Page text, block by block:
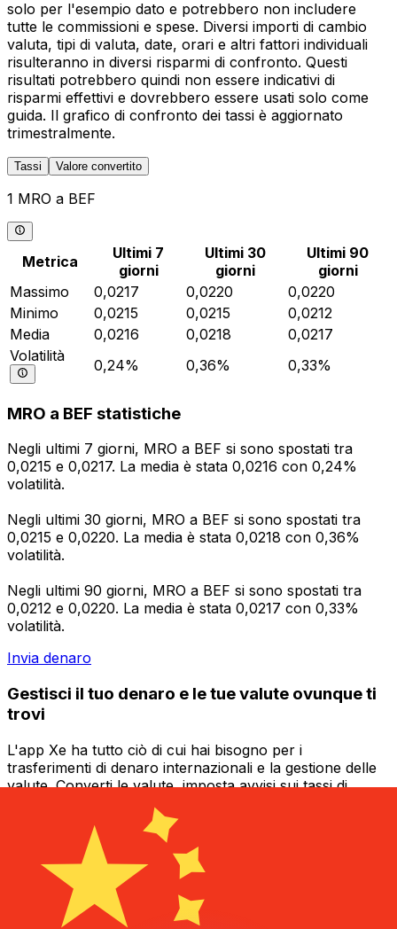
solo per l'esempio dato e potrebbero non includere
tutte le commissioni e spese. Diversi importi di cambio
valuta, tipi di valuta, date, orari e altri fattori individuali
risulteranno in diversi risparmi di confronto. Questi
risultati potrebbero quindi non essere indicativi di
risparmi effettivi e dovrebbero essere usati solo come
guida. Il grafico di confronto dei tassi è aggiornato
trimestralmente.
Tassi Valore convertito
1 MRO a BEF
Metrica
Ultimi 7
giorni
Ultimi 30
giorni
Ultimi 90
giorni
Massimo
0,0217 0,0220
0,0220
Minimo
0,0215 0,0215
0,0212
Media
0,0216 0,0218
0,0217
Volatilità
0,24% 0,36% 0,33%
MRO a BEF statistiche
Negli ultimi 7 giorni, MRO a BEF si sono spostati tra
0,0215 e 0,0217. La media è stata 0,0216 con 0,24%
volatilità.
Negli ultimi 30 giorni, MRO a BEF si sono spostati tra
0,0215 e 0,0220. La media è stata 0,0218 con 0,36%
volatilità.
Negli ultimi 90 giorni, MRO a BEF si sono spostati tra
0,0212 e 0,0220. La media è stata 0,0217 con 0,33%
volatilità.
Invia denaro
Gestisci il tuo denaro e le tue valute ovunque ti
trovi
L'app Xe ha tutto ciò di cui hai bisogno per i
trasferimenti di denaro internazionali e la gestione delle
valute. Converti le valute, imposta avvisi sui tassi di
cambio e trasferisci denaro all'estero senza commissioni
nascoste. Scaricala oggi stesso!